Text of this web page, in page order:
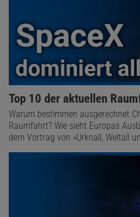
Top 10 der aktuellen
Warum bestimmen ausgerechnet
Raumfahrt? Wie sieht Europas
dem Vortrag von »Urknall, Weltall